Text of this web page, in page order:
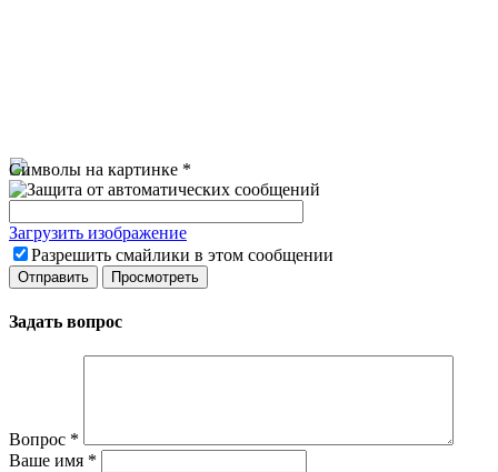
Символы на картинке *
Загрузить изображение
Разрешить смайлики в этом сообщении
Задать вопрос
Вопрос *
Ваше имя *